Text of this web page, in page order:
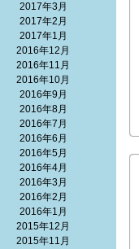
2017年3月
2017年2月
2017年1月
2016年12月
2016年11月
2016年10月
2016年9月
2016年8月
2016年7月
2016年6月
2016年5月
2016年4月
2016年3月
2016年2月
2016年1月
2015年12月
2015年11月